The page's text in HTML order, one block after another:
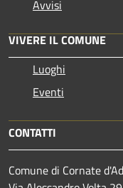
Avvisi
VIVERE IL COMUNE
Luoghi
Eventi
CONTATTI
Comune di Cornate